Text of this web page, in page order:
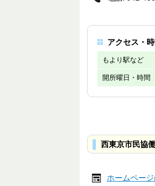
アクセス・
もより駅など
開所曜日・時間
西東京市民協
ホームペー